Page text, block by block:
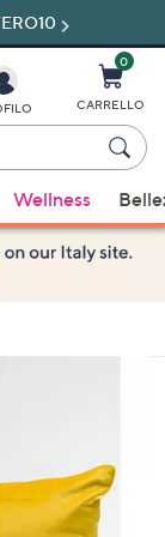
0
CARRELLO
Wellness